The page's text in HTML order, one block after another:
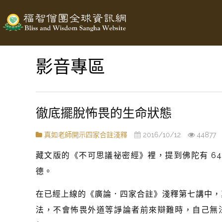
影音專區
徹底擺脫怖畏的生命狀態
真如老師開示四家合註淺釋 2016/10/12 44877
藏文版的《不可思議祕密經》裡，提到佛陀有
德。
在已經上線的《廣論．四家合註》淺釋第七講中
法，不會怖畏外道等諍論者前來辯難時，自己